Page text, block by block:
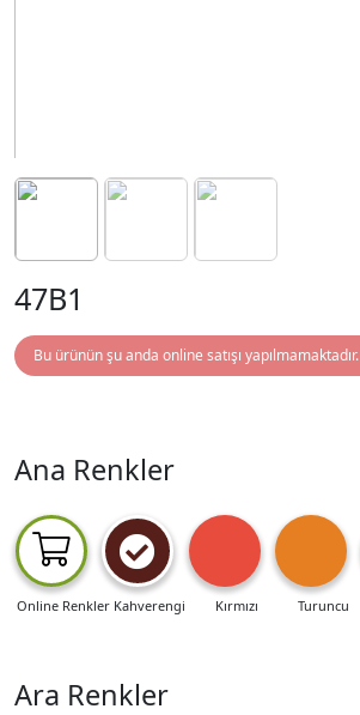
47B1
Bu ürünün şu anda online satışı yapılmamaktadır.
Ana Renkler
Online Renkler Kahverengi Kırmızı Turuncu
Ara Renkler